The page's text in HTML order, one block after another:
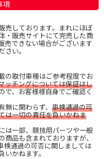
項
売しております。まれにほぼ
・販売サイトにて完売した商
売できない場合がございます
さい。
の取付車種はご参考程度でお
ッチングについては保証はし
で、お客様様自身でご確認く
無に関わらず、 車検通過の可
は一切の責任を負いかねま
は一部、競技用パーツや一般
商品も含まれておりますが、
検通過の可否に関しましては
いかねます。